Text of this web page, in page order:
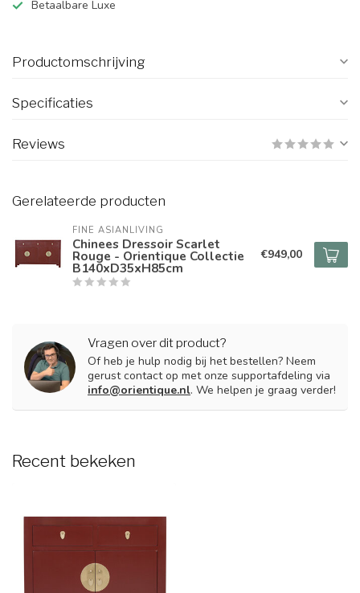
Betaalbare Luxe
Productomschrijving
Specificaties
Reviews
Gerelateerde producten
FINE ASIANLIVING
Chinees Dressoir Scarlet
Rouge - Orientique Collectie
B140xD35xH85cm
€949,00
Vragen over dit product?
Of heb je hulp nodig bij het bestellen? Neem
gerust contact op met onze supportafdeling via
info@orientique.nl. We helpen je graag verder!
Recent bekeken